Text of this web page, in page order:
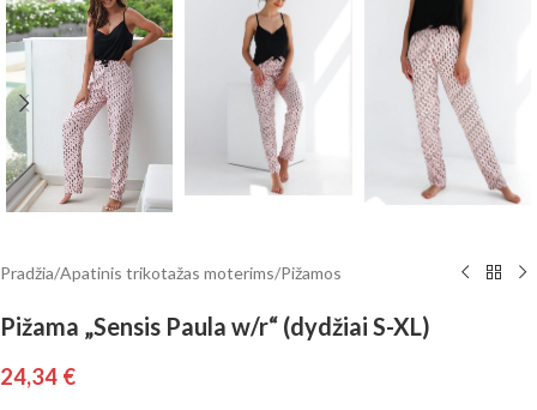
Pradžia/Apatinis trikotažas moterims/Pižamos
Pižama „Sensis Paula w/r“ (dydžiai S-XL)
24,34 €